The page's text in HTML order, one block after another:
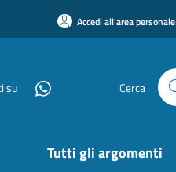
Accedi all'area personale
su Cerca
Tutti gli argomenti